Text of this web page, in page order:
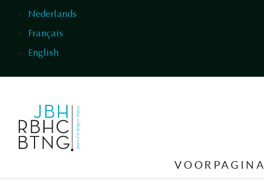
Nederlands
Français
English
VOORPAGINA